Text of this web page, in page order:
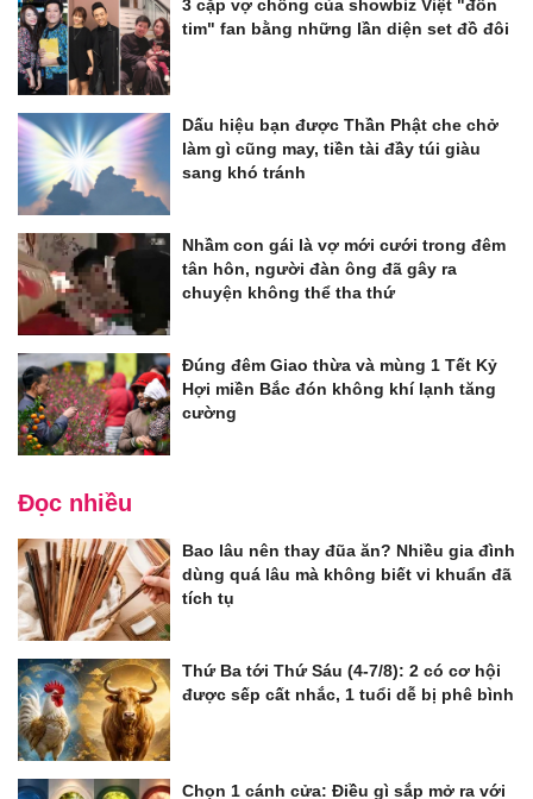
3 cặp vợ chồng của showbiz Việt "đốn
tim" fan bằng những lần diện set đồ đôi
Dấu hiệu bạn được Thần Phật che chở
làm gì cũng may, tiền tài đầy túi giàu
sang khó tránh
Nhầm con gái là vợ mới cưới trong đêm
tân hôn, người đàn ông đã gây ra
chuyện không thể tha thứ
Đúng đêm Giao thừa và mùng 1 Tết Kỷ
Hợi miền Bắc đón không khí lạnh tăng
cường
Đọc nhiều
Bao lâu nên thay đũa ăn? Nhiều gia đình
dùng quá lâu mà không biết vi khuẩn đã
tích tụ
Thứ Ba tới Thứ Sáu (4-7/8): 2 có cơ hội
được sếp cất nhắc, 1 tuổi dễ bị phê bình
Chọn 1 cánh cửa: Điều gì sắp mở ra với